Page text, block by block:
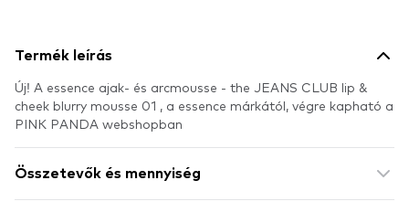
Termék leírás
Új! A essence ajak- és arcmousse - the JEANS CLUB lip &
cheek blurry mousse 01 , a essence márkától, végre kapható a
PINK PANDA webshopban
Összetevők és mennyiség